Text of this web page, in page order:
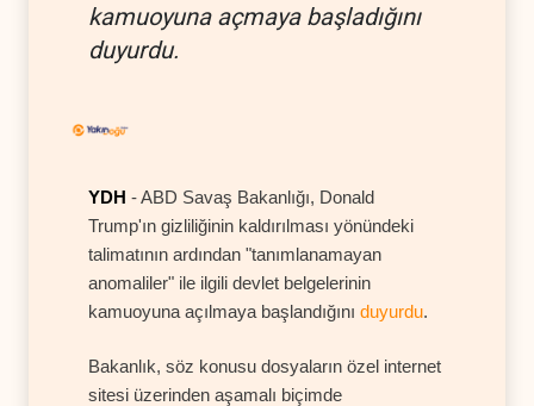
kamuoyuna açmaya başladığını
duyurdu.
YDH - ABD Savaş Bakanlığı, Donald
Trump'ın gizliliğinin kaldırılması yönündeki
talimatının ardından "tanımlanamayan
anomaliler" ile ilgili devlet belgelerinin
kamuoyuna açılmaya başlandığını duyurdu.
Bakanlık, söz konusu dosyaların özel internet
sitesi üzerinden aşamalı biçimde